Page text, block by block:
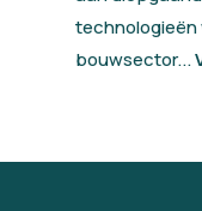
technologieën
bouwsector...